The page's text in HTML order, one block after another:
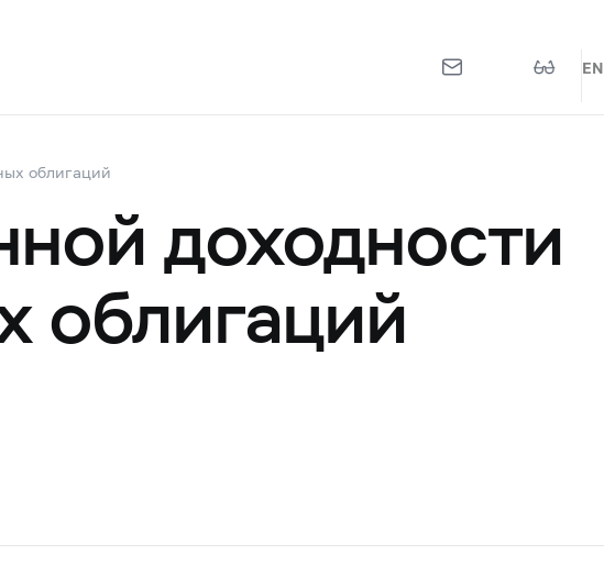
EN
облигаций
доходности
облигаций